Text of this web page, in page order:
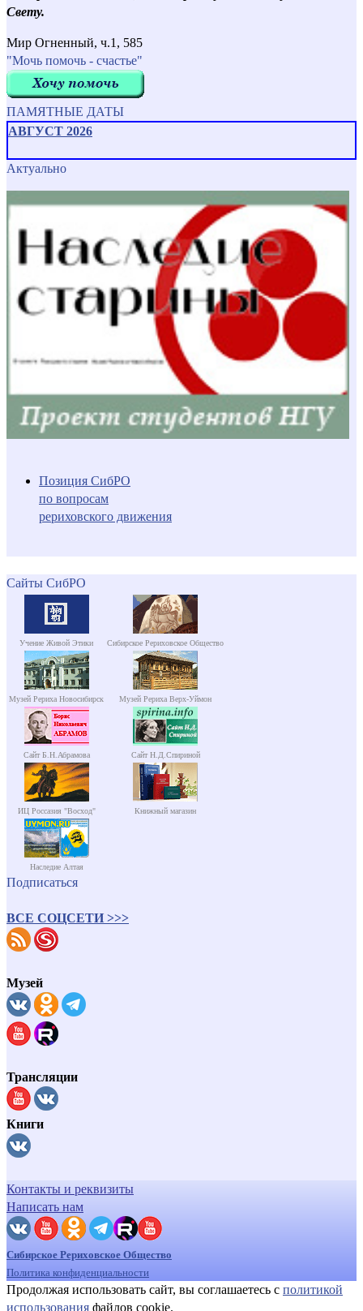
Свету.
Мир Огненный, ч.1, 585
"Мочь помочь - счастье"
ПАМЯТНЫЕ ДАТЫ
АВГУСТ 2026
Актуально
Позиция СибРО
по вопросам
рериховского движения
Сайты СибРО
Учение Живой Этики Сибирское Рериховское Общество
Музей Рериха Новосибирск Музей Рериха Верх-Уймон
Сайт Б.Н.Абрамова Сайт Н.Д.Спириной
ИЦ Россазия "Восход" Книжный магазин
Наследие Алтая
Подписаться
ВСЕ СОЦСЕТИ >>>
Музей
Трансляции
Книги
Контакты и реквизиты
Написать нам
Сибирское Рериховское Общество
Политика конфиденциальности
Продолжая использовать сайт, вы соглашаетесь с политикой
использования файлов cookie.